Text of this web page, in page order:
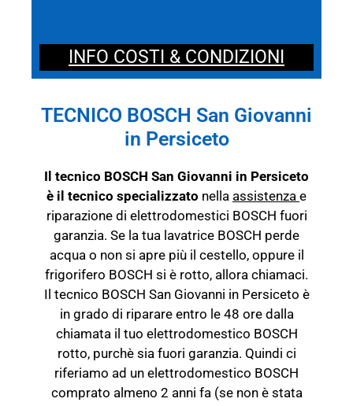
INFO COSTI & CONDIZIONI
TECNICO BOSCH San Giovanni
in Persiceto
Il tecnico BOSCH San Giovanni in Persiceto
è il tecnico specializzato nella assistenza e
riparazione di elettrodomestici BOSCH fuori
garanzia. Se la tua lavatrice BOSCH perde
acqua o non si apre più il cestello, oppure il
frigorifero BOSCH si è rotto, allora chiamaci.
Il tecnico BOSCH San Giovanni in Persiceto è
in grado di riparare entro le 48 ore dalla
chiamata il tuo elettrodomestico BOSCH
rotto, purchè sia fuori garanzia. Quindi ci
riferiamo ad un elettrodomestico BOSCH
comprato almeno 2 anni fa (se non è stata